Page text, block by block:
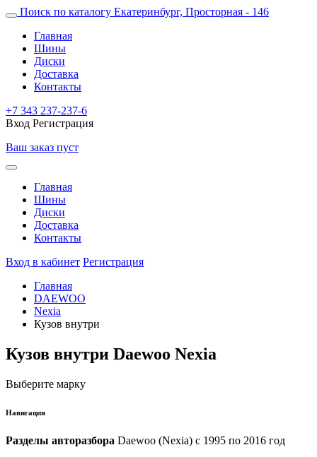
Поиск по каталогу Екатеринбург, Просторная - 146
Главная
Шины
Диски
Доставка
Контакты
+7 343 237-237-6
Вход Регистрация
Ваш заказ пуст
Главная
Шины
Диски
Доставка
Контакты
Вход в кабинет Регистрация
Главная
DAEWOO
Nexia
Кузов внутри
Кузов внутри Daewoo Nexia
Выберите марку
Навигация
Разделы авторазбора Daewoo (Nexia) с 1995 по 2016 год